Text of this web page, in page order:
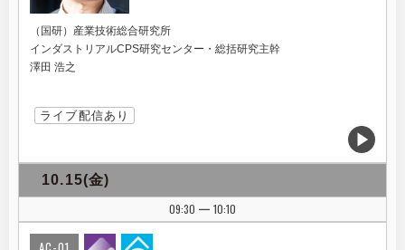
（国研）産業技術総合研究所
インダストリアルCPS研究センター・総括研究主幹
澤田 浩之
ライブ配信あり
10.15(金)
09:30
| 10:10